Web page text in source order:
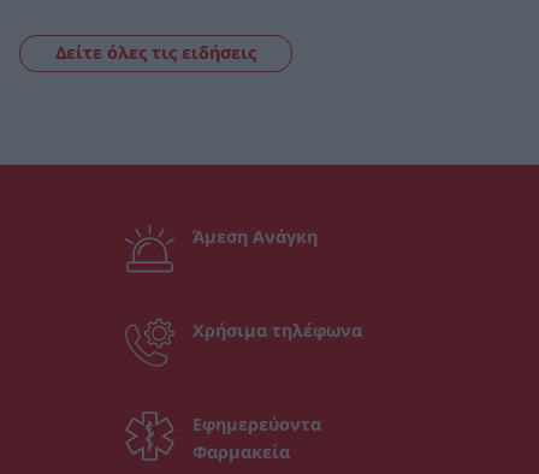
Δείτε όλες τις ειδήσεις
Άμεση Ανάγκη
Χρήσιμα τηλέφωνα
Εφημερεύοντα
Φαρμακεία